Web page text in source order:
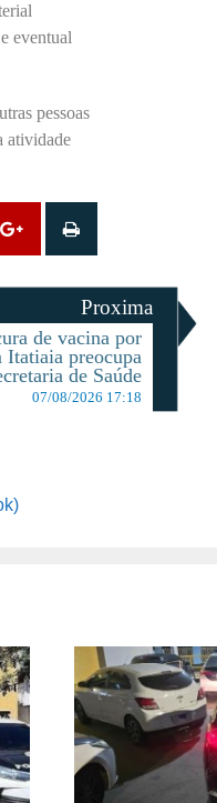
eventual
pessoas
atividade
Proxima
de vacina por
Itatiaia preocupa
de Saúde
07/08/2026 17:18